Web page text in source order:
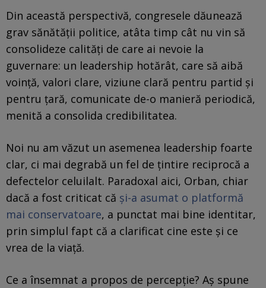
Din această perspectivă, congresele dăunează
grav sănătății politice, atâta timp cât nu vin să
consolideze calități de care ai nevoie la
guvernare: un leadership hotărât, care să aibă
voință, valori clare, viziune clară pentru partid și
pentru țară, comunicate de-o manieră periodică,
menită a consolida credibilitatea.
Noi nu am văzut un asemenea leadership foarte
clar, ci mai degrabă un fel de țintire reciprocă a
defectelor celuilalt. Paradoxal aici, Orban, chiar
dacă a fost criticat că și-a asumat o platformă
mai conservatoare, a punctat mai bine identitar,
prin simplul fapt că a clarificat cine este și ce
vrea de la viață.
Ce a însemnat a propos de percepție? Aș spune